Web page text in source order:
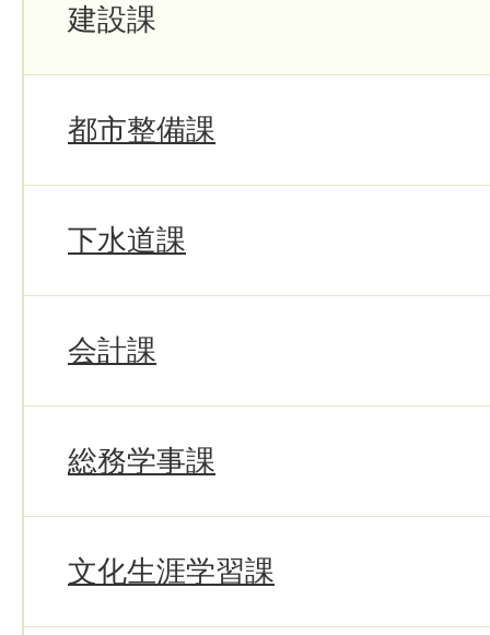
建設課
都市整備課
下水道課
会計課
総務学事課
文化生涯学習課